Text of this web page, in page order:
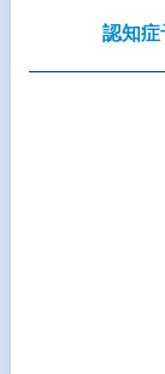
認知症